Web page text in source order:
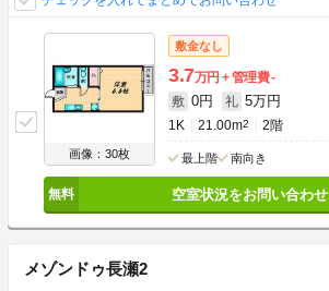
画像：30枚
敷金なし
3.7万円 管理費-
敷 0円 礼 5万円
1K 21.00m2 2階
最上階 南向き
空室状況をお問い合わせ
メゾンドゥ長瀬2